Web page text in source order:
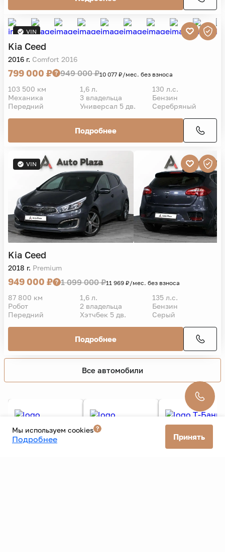
Kia Ceed
2016 г.
799 000 ₽ 949 000 ₽
103 500 км 1,6 л.
Механика
3 владельца
Бензин
Передний
Универсал 5 дв. Серебряный
Подробнее
Kia Ceed
2018 г.
949 000 ₽
87 800 км 1,6 л.
Робот
2 владельца
Бензин
Передний
Хэтчбек 5 дв. Серый
Подробнее
Все автомобили
Мы используем cookies
Подробнее Принять